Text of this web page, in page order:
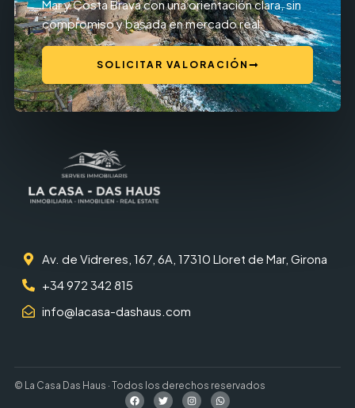
Mar y Costa Brava con una orientación clara, sin
compromiso y basada en mercado real.
SOLICITAR VALORACIÓN
Av. de Vidreres, 167, 6A, 17310 Lloret de Mar, Girona
+34 972 342 815
info@lacasa-dashaus.com
© La Casa Das Haus · Todos los derechos reservados